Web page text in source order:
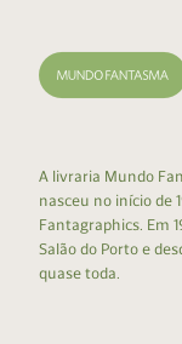
A livraria Mundo
nasceu no início de
Fantagraphics. Em
Salão do Porto e
quase toda.